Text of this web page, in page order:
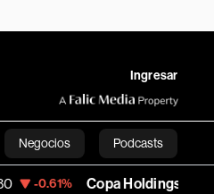
Ingresar
Negocios Podcasts
Copa Holdings 144.01 -4.49%